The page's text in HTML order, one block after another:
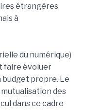
étrangères
à
du numérique)
faire évoluer
budget propre. Le
des
dans ce cadre